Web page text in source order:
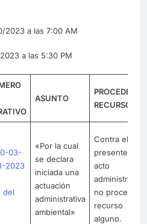
a las 7:00 AM
a las 5:30 PM
ASUNTO
PROCEDE
RECURSO
03-
2023
del
«Por la cual
se declara
iniciada una
actuación
administrativa
ambiental»
Contra el
presente
acto
administrativo
no procede
recurso
alguno.